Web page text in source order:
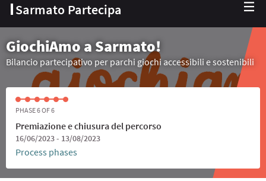
Sarmato Partecipa
GiochiAmo a Sarmato!
Bilancio partecipativo per parchi giochi accessibili e sostenibili
PHASE 6 OF 6
Premiazione e chiusura del percorso
16/06/2023 - 13/08/2023
Process phases